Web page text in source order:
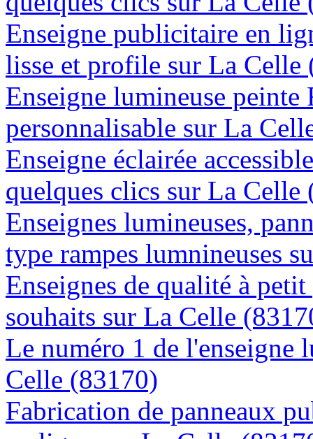
Enseigne publicitaire en
lisse et profile sur La Celle
Enseigne lumineuse
personnalisable sur La
Enseigne éclairée
quelques clics sur La Celle
Enseignes lumineuses,
type rampes lumnineuses
Enseignes de qualité à
souhaits sur La Celle
Le numéro 1 de l'enseigne
Celle (83170)
Fabrication de panneaux